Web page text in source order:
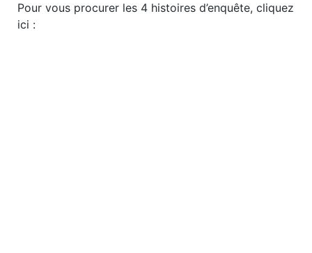
Pour vous procurer les 4 histoires d’enquête, cliquez
ici :